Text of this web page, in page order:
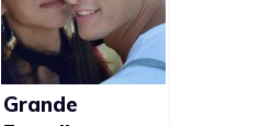
Grande